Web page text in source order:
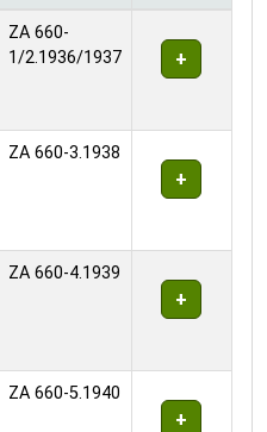
ZA 660-
1/2.1936/1937
ZA 660-3.1938
ZA 660-4.1939
ZA 660-5.1940